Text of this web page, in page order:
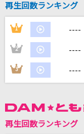
カ
自
家族
再生回数ランキング
1 ----
2 ----
3 ----
再生回数ランキング